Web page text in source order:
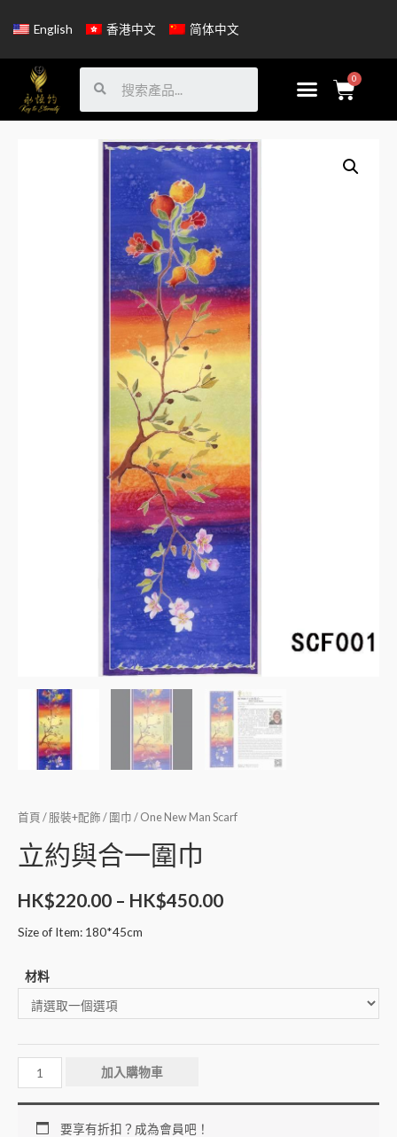
English 香港中文 简体中文
首頁 / 服裝+配飾 / 圍巾 / One New Man Scarf
立約與合一圍巾
HK$220.00 – HK$450.00
Size of Item: 180*45cm
材料
加入購物車
要享有折扣？成為會員吧！